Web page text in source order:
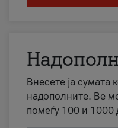
Внесете ја сумата
надополните. Ве
помеѓу 100 и 1000